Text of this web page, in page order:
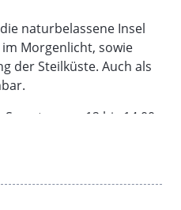
naturbelassene Insel
Morgenlicht, sowie
der Steilküste. Auch als
von 12 bis 14.00.
im Atelier ab